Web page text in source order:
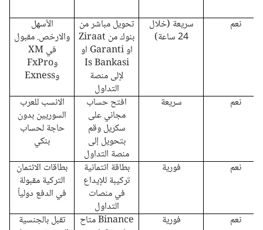
الأسهل
والارخص. مقبول
في XM
وFxPro
وExness
تحويل مباشر من
بنوك من Ziraat
او Garanti او
Is Bankasi
لإلى منصة
التداول
سريعة (خلال
24 ساعة)
نعم
الانسب للعرب
السوريين بدون
حاجة لحساب
بنكي
افتح حساب
مجاني على
سكريل وقم
بتحويل إلى
منصة التداول
سريعة نعم
بطاقات الائتمان
التركية مقبولة
في الدفع دولياً
بطاقة ائتمانية
تركيبة للإيداع
في منصات
التداول
فورية نعم
تقبل بالجنسية
Binance متاح
فورية نعم